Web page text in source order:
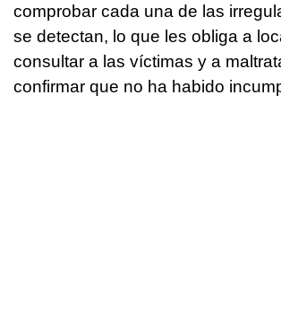
comprobar cada una de las
se detectan, lo que les obliga a
consultar a las víctimas y a
confirmar que no ha habido